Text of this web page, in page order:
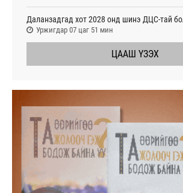
Даланзадгад хот 2028 онд шинэ ДЦС-тай
Уржигдар 07 цаг 51 мин
ЦААШ ҮЗЭХ